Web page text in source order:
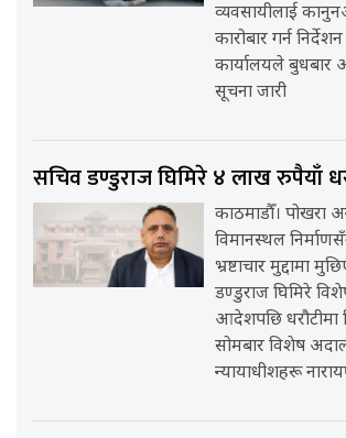
व्यवसायीलाई
कारोबार गर्न
कार्यालयले बुधबार
सूचना जारी
सचिव डण्डुराज घिमिरे ४ लाख रुपैयाँ
काठमाडौँ। पोखरा
विमानस्थल
भ्रष्टाचार मुद्दामा
डण्डुराज घिमिरे
आदेशपछि धरौटीमा
सोमबार विशेष
न्यायाधीशहरू